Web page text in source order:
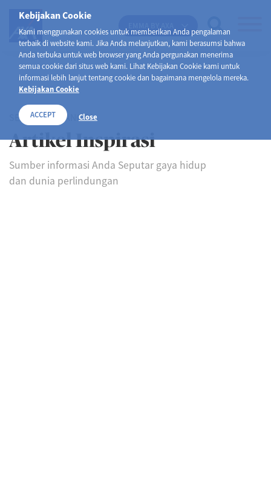
Kebijakan Cookie
Kami menggunakan cookies untuk memberikan Anda pengalaman
terbaik di website kami. Jika Anda melanjutkan, kami berasumsi bahwa
Anda terbuka untuk web browser yang Anda pergunakan menerima
semua cookie dari situs web kami. Lihat Kebijakan Cookie kami untuk
informasi lebih lanjut tentang cookie dan bagaimana mengelola mereka.
Kebijakan Cookie
ACCEPT Close
SELAMAT DATANG DI
Artikel Inspirasi
Sumber informasi Anda Seputar gaya hidup
dan dunia perlindungan